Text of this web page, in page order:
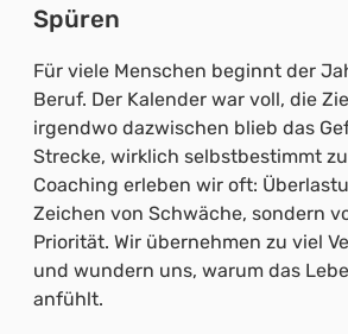
Spüren
Für viele Menschen beginnt der
Beruf. Der Kalender war voll, die
irgendwo dazwischen blieb das
Strecke, wirklich selbstbestimmt
Coaching erleben wir oft:
Zeichen von Schwäche, sondern
Priorität. Wir übernehmen zu viel
und wundern uns, warum das
anfühlt.